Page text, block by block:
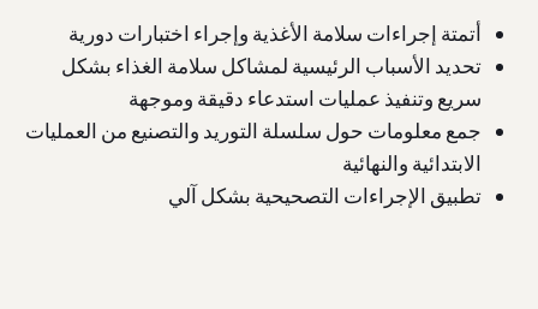
أتمتة إجراءات سلامة الأغذية وإجراء اختبارات دورية
تحديد الأسباب الرئيسية لمشاكل سلامة الغذاء بشكل
سريع وتنفيذ عمليات استدعاء دقيقة وموجهة
جمع معلومات حول سلسلة التوريد والتصنيع من العمليات
الابتدائية والنهائية
تطبيق الإجراءات التصحيحية بشكل آلي